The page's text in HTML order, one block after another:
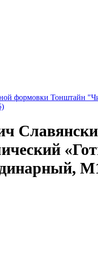
формовки Тонштайн